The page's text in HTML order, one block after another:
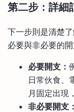
第二步：詳細
下一步則是清楚
必要與非必要的
必要開支：
日常伙食、
月固定出現
非必要開支：